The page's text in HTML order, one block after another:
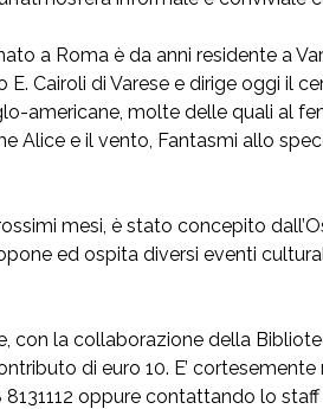
a Roma è da anni residente a
Cairoli di Varese e dirige oggi il
americane, molte delle quali al
Alice e il vento, Fantasmi allo
mesi, è stato concepito
ed ospita diversi eventi
con la collaborazione della
di euro 10. E’
oppure contattando lo